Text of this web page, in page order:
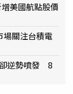
美國航點股價
關注台積電
逆勢噴發 8